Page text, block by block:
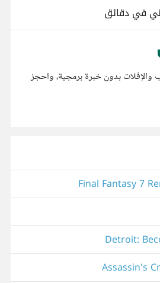
في دقائق
بدون خبرة برمجية، واحجز